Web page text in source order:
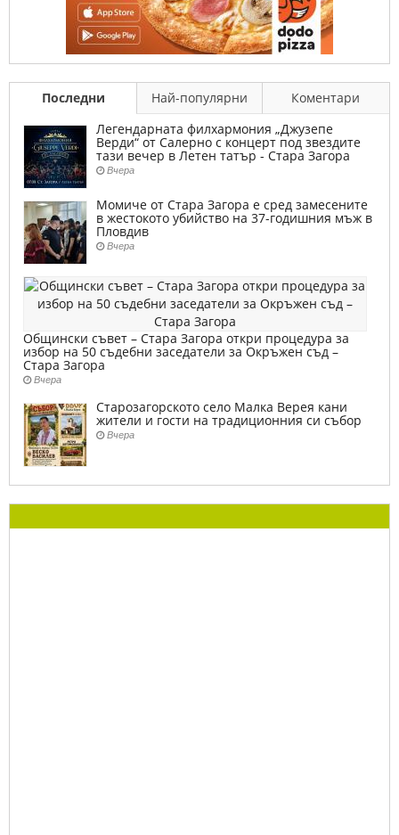
Последни Най-популярни
Коментари
Легендарната филхармония „Джузепе
Верди“ от Салерно с концерт под звездите
тази вечер в Летен татър - Стара Загора
Вчера
Момиче от Стара Загора е сред замесените
в жестокото убийство на 37-годишния мъж в
Пловдив
Вчера
Общински съвет – Стара Загора откри процедура за
избор на 50 съдебни заседатели за Окръжен съд –
Стара Загора
Вчера
Старозагорското село Малка Верея кани
жители и гости на традиционния си събор
Вчера